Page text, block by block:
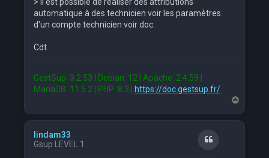
automatique à des technicien voir les paramètres
d'un compte technicien voir doc.
Cdt
GestSup: 3.2.53 | Debian: 12 | Apache: 2.4.59 |
MariaDB: 11.5.2 | PHP: 8.3 |
https://doc.gestsup.fr/
a
lindam33
Gsup LEVEL 1
Citation